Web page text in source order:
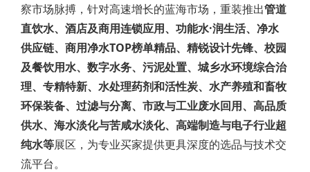
察市场脉搏，针对高速增长的蓝海市场，重装推出管道
直饮水、酒店及商用连锁应用、功能水·润生活、净水
供应链、商用净水TOP榜单精品、精锐设计先锋、校园
及餐饮用水、数字水务、污泥处置、城乡水环境综合治
理、专精特新、水处理药剂和活性炭、水产养殖和畜牧
环保装备、过滤与分离、市政与工业废水回用、高品质
供水、海水淡化与苦咸水淡化、高端制造与电子行业超
纯水等展区，为专业买家提供更具深度的选品与技术交
流平台。